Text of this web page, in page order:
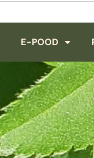
E-POOD